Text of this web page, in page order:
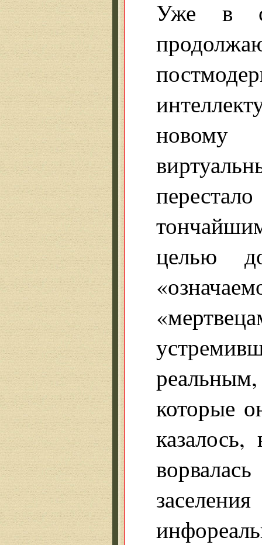
Уже в
новому
целью
которые